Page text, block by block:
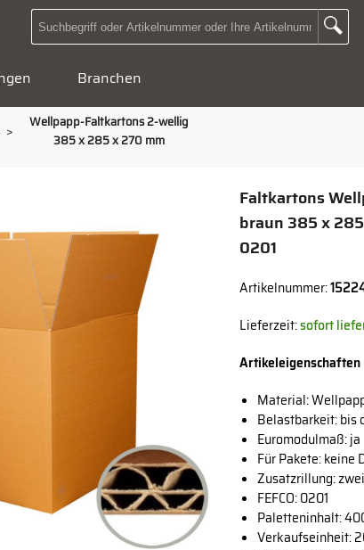
Suchbegriff oder
Zur
Branchen
>
Wellpapp-Faltkartons 2-wellig
385 x 285 x 270 mm
Faltkartons
braun 385 x
0201
Artikelnummer:
Lieferzeit:sofort
Artikeleigenschaften
Material:
Belastbarkeit: bis
Euromodulmaß: ja
Für Pakete: keine
Zusatzrillung: zwei
FEFCO: 0201
Paletteninhalt:
Verkaufseinheit: